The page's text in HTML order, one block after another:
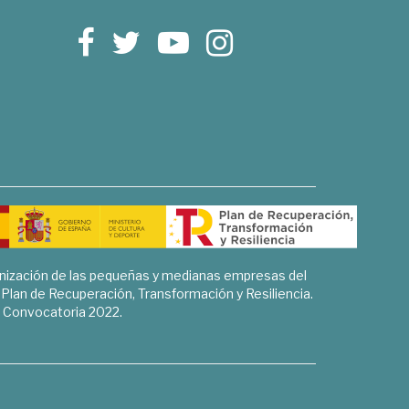
de las pequeñas y medianas empresas del
de Recuperación, Transformación y Resiliencia.
Convocatoria 2022.